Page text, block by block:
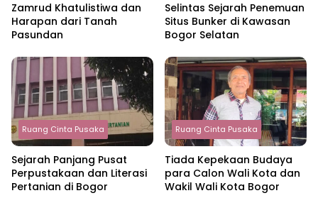
Zamrud Khatulistiwa dan
Harapan dari Tanah
Pasundan
Selintas Sejarah Penemuan
Situs Bunker di Kawasan
Bogor Selatan
Ruang Cinta Pusaka
Sejarah Panjang Pusat
Perpustakaan dan Literasi
Pertanian di Bogor
Ruang Cinta Pusaka
Tiada Kepekaan Budaya
para Calon Wali Kota dan
Wakil Wali Kota Bogor